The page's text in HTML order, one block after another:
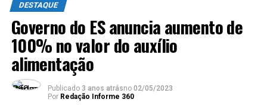
na segurança pública, na economia e até mesmo na
distribuição do sinal de wi-fi dentro de um município.
“Algumas horas do dia, quando você não tem muito
movimento, ou quando já vai clareando o dia, você pode
já ir controlando essa luminosidade através de um
centro de controle”, explicou.
O engenheiro falou sobre a evolução das lâmpadas desde
DESTAQUE
Governo do ES anuncia aumento de
100% no valor do auxílio
alimentação
Publicado 3 anos atrásno 02/05/2023
Por Redação Informe 360